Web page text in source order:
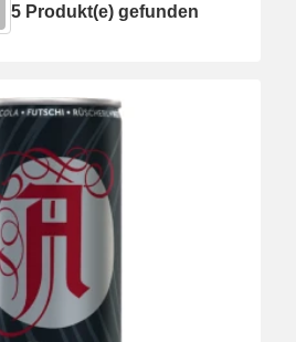
5 Produkt(e) gefunden